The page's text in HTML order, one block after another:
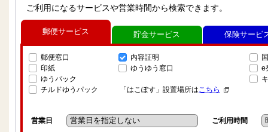
ご利用になるサービスや営業時間から検索できます。
郵便サービス
郵便窓口
印紙
ゆうパック
チルドゆうパック
内容証明
ゆうゆう窓口
「はこぽす」設置場所はこちら
e
営業日 ご利用時間
貯金サービス 保険サービ